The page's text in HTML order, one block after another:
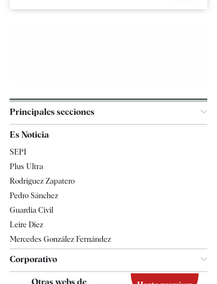
Principales secciones
Televisión
Es Noticia
SEPI
Plus Ultra
Rodríguez Zapatero
Pedro Sánchez
Guardia Civil
Leire Díez
Mercedes González Fernández
Corporativo
Otras webs de